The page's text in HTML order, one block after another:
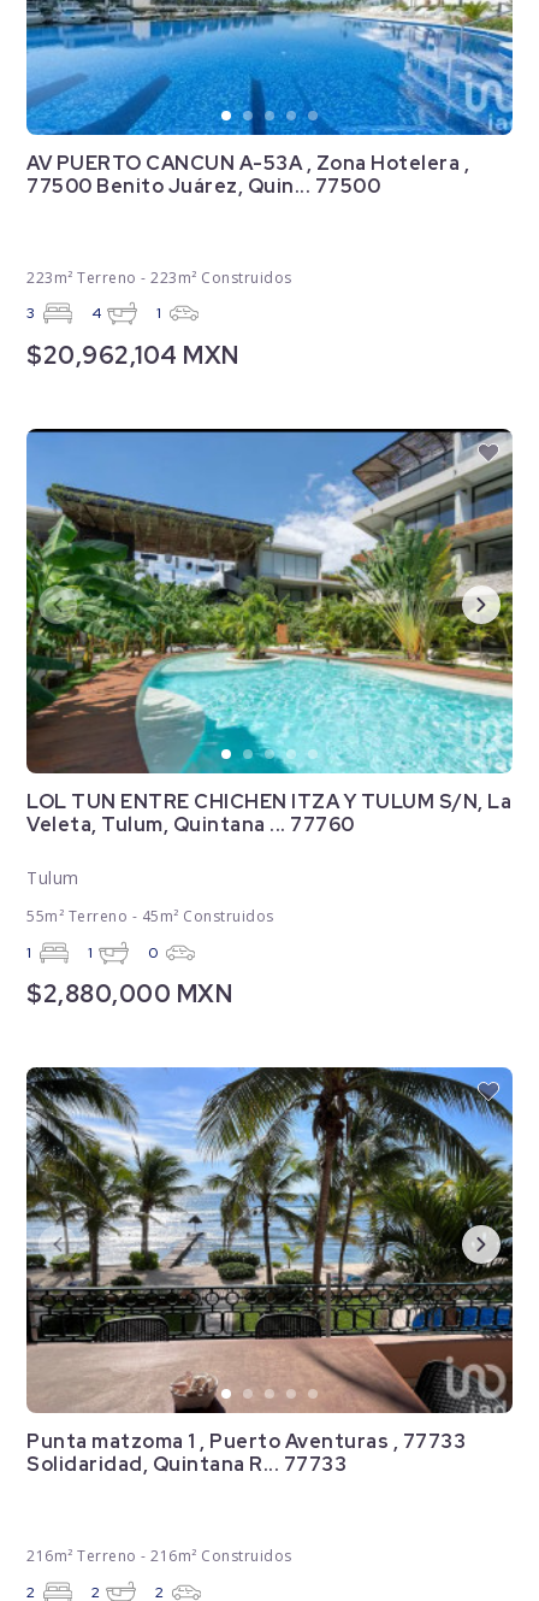
AV PUERTO CANCUN A-53A , Zona Hotelera ,
77500 Benito Juárez, Quin... 77500
223m² Terreno - 223m² Construidos
3 4 1
$20,962,104 MXN
LOL TUN ENTRE CHICHEN ITZA Y TULUM S/N, La
Veleta, Tulum, Quintana ... 77760
Tulum
55m² Terreno - 45m² Construidos
1 1 0
$2,880,000 MXN
Punta matzoma 1 , Puerto Aventuras , 77733
Solidaridad, Quintana R... 77733
216m² Terreno - 216m² Construidos
2 2 2